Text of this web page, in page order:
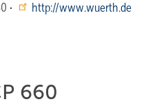
· http://www.wuerth.de
660